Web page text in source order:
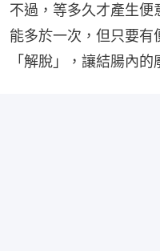
不過，等多久才產生便
能多於一次，但只要
「解脫」，讓結腸內的